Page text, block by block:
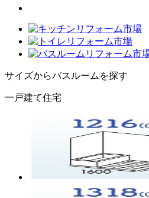
サイズからバスルームを探す
一戸建て住宅